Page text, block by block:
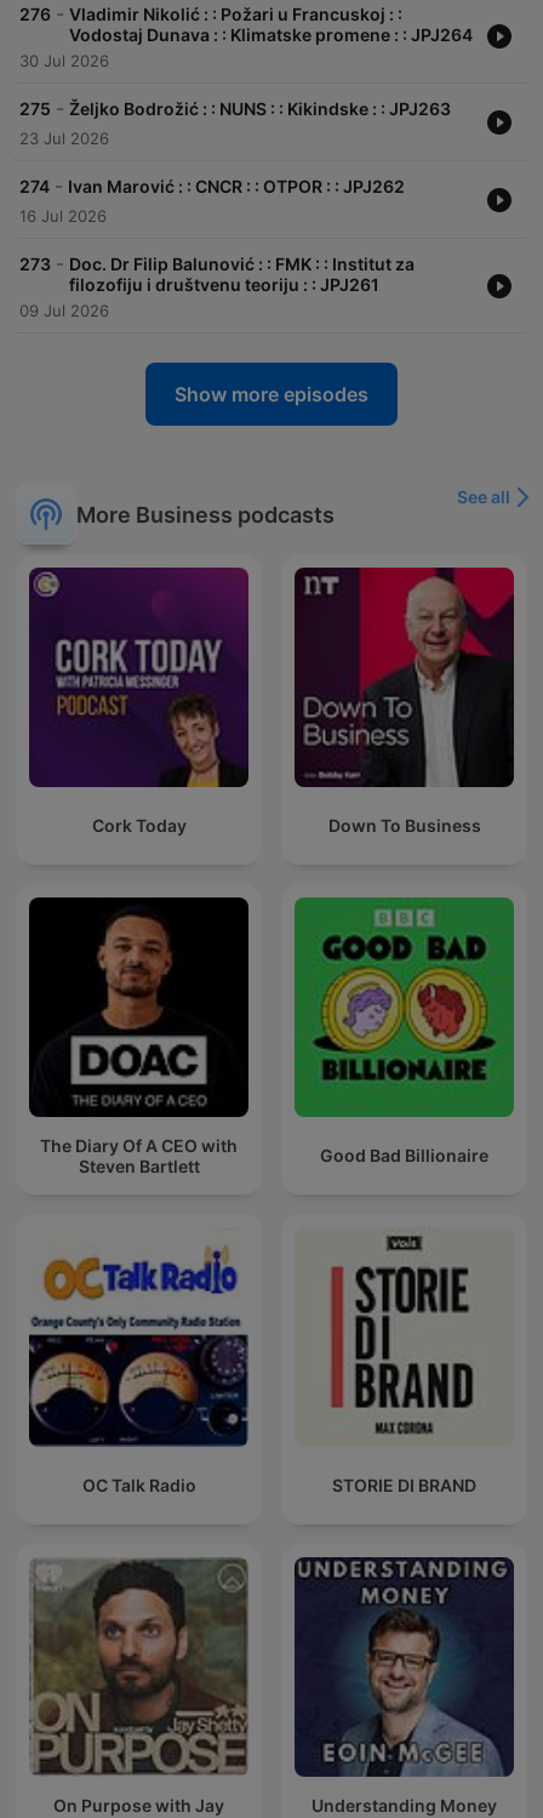
276 - Vladimir Nikolić : : Požari u Francuskoj : :
Vodostaj Dunava : : Klimatske promene : : JPJ264
30 Jul 2026
275 - Željko Bodrožić : : NUNS : : Kikindske : : JPJ263
23 Jul 2026
274 - Ivan Marović : : CNCR : : OTPOR : : JPJ262
16 Jul 2026
273 - Doc. Dr Filip Balunović : : FMK : : Institut za
filozofiju i društvenu teoriju : : JPJ261
09 Jul 2026
Show more episodes
More Business podcasts
See all
Cork Today Down To Business
The Diary Of A CEO with
Steven Bartlett
Good Bad Billionaire
OC Talk Radio STORIE DI BRAND
On Purpose with Jay
Understanding Money